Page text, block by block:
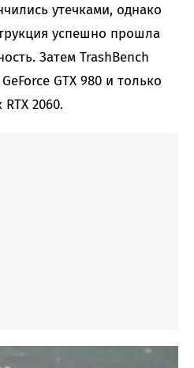
утечками, однако
успешно прошла
Затем TrashBench
GTX 980 и только
2060.